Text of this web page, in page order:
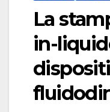
La
in-